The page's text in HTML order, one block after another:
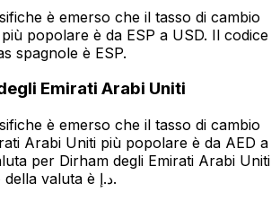
è emerso che il tasso di cambio
popolare è da ESP a USD. Il codice
spagnole è ESP.
Emirati Arabi Uniti
è emerso che il tasso di cambio
Arabi Uniti più popolare è da AED a
per Dirham degli Emirati Arabi Uniti
è AED. Il simbolo della valuta è د.إ.